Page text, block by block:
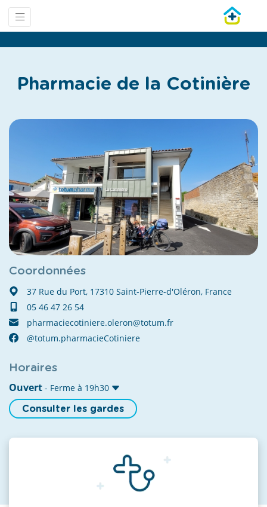
Pharmacie de la Cotinière
Coordonnées
37 Rue du Port, 17310 Saint-Pierre-d'Oléron, France
05 46 47 26 54
pharmaciecotiniere.oleron@totum.fr
@totum.pharmacieCotiniere
Horaires
Ouvert - Ferme à 19h30
Consulter les gardes